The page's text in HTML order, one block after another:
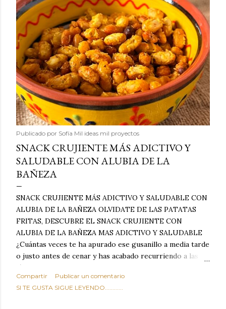
Publicado por Sofía Mil ideas mil proyectos
SNACK CRUJIENTE MÁS ADICTIVO Y
SALUDABLE CON ALUBIA DE LA
BAÑEZA
SNACK CRUJIENTE MÁS ADICTIVO Y SALUDABLE CON
ALUBIA DE LA BAÑEZA OLVIDATE DE LAS PATATAS
FRITAS, DESCUBRE EL SNACK CRUJIENTE CON
ALUBIA DE LA BAÑEZA MAS ADICTIVO Y SALUDABLE
¿Cuántas veces te ha apurado ese gusanillo a media tarde
o justo antes de cenar y has acabado recurriendo a las
típicas patatas de bolsa, frutos secos fritos o snacks
ultraprocesados llenos de grasas saturadas y sodio?
Todos hemos estado ahí. Sin embargo, cuidarse no tiene
Compartir
Publicar un comentario
SI TE GUSTA SIGUE LEYENDO............